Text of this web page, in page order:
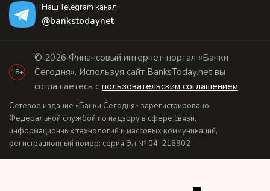
Наш Telegram канал
@bankstodaynet
18+
© 2026 Финансовый интернет-портал «Банки
Сегодня». Используя сайт BanksToday.net вы
соглашаетесь с пользовательским соглашением
Сетевое издание «Банки Сегодня» зарегистрировано
Федеральной службой по надзору в сфере связи,
информационных технологий и массовых коммуникаций,
регистрационный номер: серия Эл № 04-216902